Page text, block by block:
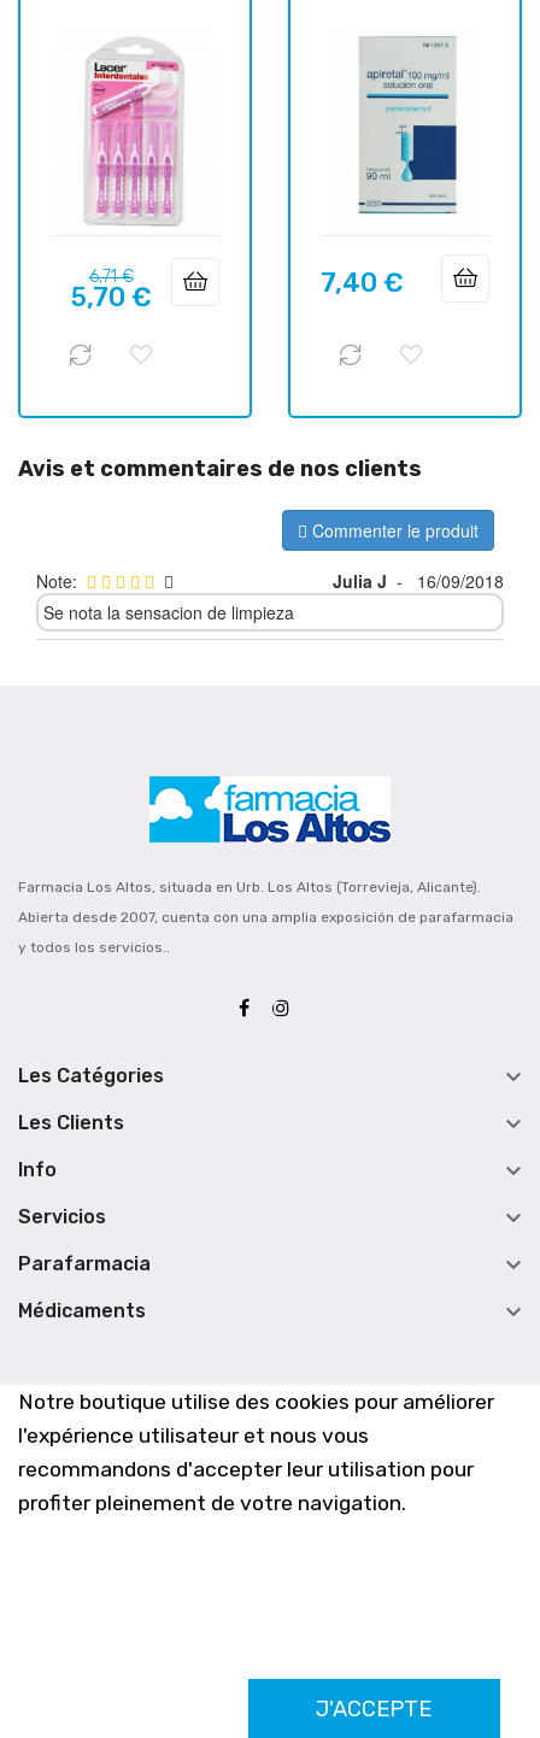
Notre boutique utilise des cookies pour améliorer
l'expérience utilisateur et nous vous
recommandons d'accepter leur utilisation pour
profiter pleinement de votre navigation.
J'ACCEPTE
Prix
habituel
6,71 €Prix
5,70 € Prix
7,40 €
Avis et commentaires de nos clients
Commenter le produit
Note: Julia J -
16/09/2018
Se nota la sensacion de limpieza
Farmacia Los Altos, situada en Urb. Los Altos (Torrevieja, Alicante).
Abierta desde 2007, cuenta con una amplia exposición de parafarmacia
y todos los servicios..
Les Catégories 
Les Clients 
Info 
Servicios 
Parafarmacia 
Médicaments 
Farmacia Los Altos nº756
Ldo. Alfredo Aparicio Grau 22555408K